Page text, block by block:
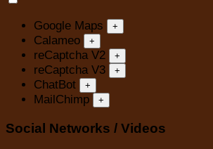
Google Maps +
Calameo +
reCaptcha V2 +
reCaptcha V3 +
ChatBot +
MailChimp +
Social Networks / Videos